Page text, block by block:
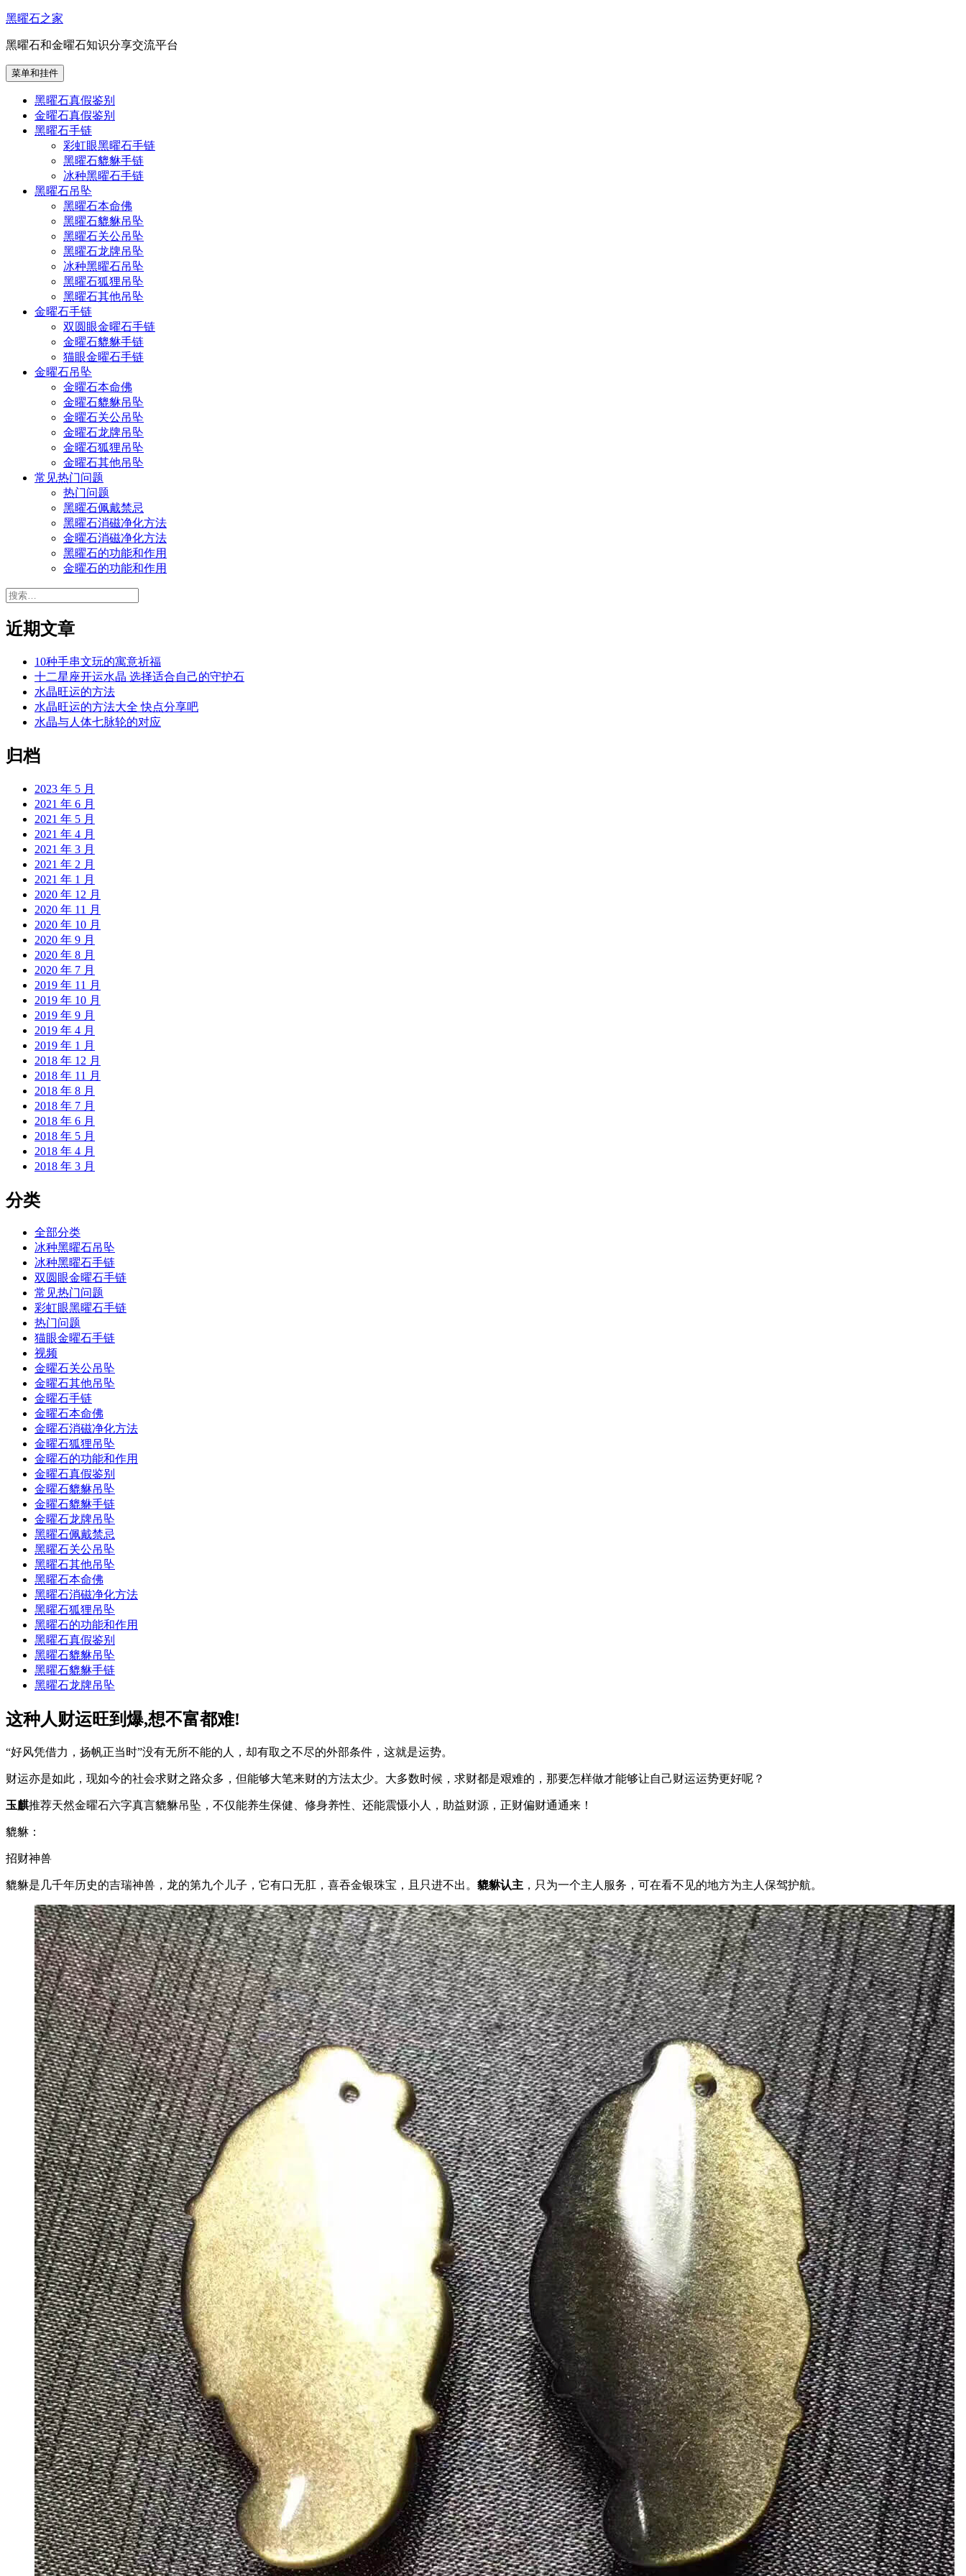
跳
内
容
黑曜石之家
黑曜石和金曜石知识分享交流平台
菜单和挂件
黑曜石真假鉴别
金曜石真假鉴别
黑曜石手链
彩虹眼黑曜石手链
黑曜石貔貅手链
冰种黑曜石手链
黑曜石吊坠
黑曜石本命佛
黑曜石貔貅吊坠
黑曜石关公吊坠
黑曜石龙牌吊坠
冰种黑曜石吊坠
黑曜石狐狸吊坠
黑曜石其他吊坠
金曜石手链
双圆眼金曜石手链
金曜石貔貅手链
猫眼金曜石手链
金曜石吊坠
金曜石本命佛
金曜石貔貅吊坠
金曜石关公吊坠
金曜石龙牌吊坠
金曜石狐狸吊坠
金曜石其他吊坠
常见热门问题
热门问题
黑曜石佩戴禁忌
黑曜石消磁净化方法
金曜石消磁净化方法
黑曜石的功能和作用
金曜石的功能和作用
搜
近期文章
10种手串文玩的寓意祈福
十二星座开运水晶 选择适合自己的守护石
水晶旺运的方法
水晶旺运的方法大全 快点分享吧
水晶与人体七脉轮的对应
归档
2023 年 5 月
2021 年 6 月
2021 年 5 月
2021 年 4 月
2021 年 3 月
2021 年 2 月
2021 年 1 月
2020 年 12 月
2020 年 11 月
2020 年 10 月
2020 年 9 月
2020 年 8 月
2020 年 7 月
2019 年 11 月
2019 年 10 月
2019 年 9 月
2019 年 4 月
2019 年 1 月
2018 年 12 月
2018 年 11 月
2018 年 8 月
2018 年 7 月
2018 年 6 月
2018 年 5 月
2018 年 4 月
2018 年 3 月
分类
全部分类
冰种黑曜石吊坠
冰种黑曜石手链
双圆眼金曜石手链
常见热门问题
彩虹眼黑曜石手链
热门问题
猫眼金曜石手链
视频
金曜石关公吊坠
金曜石其他吊坠
金曜石手链
金曜石本命佛
金曜石消磁净化方法
金曜石狐狸吊坠
金曜石的功能和作用
金曜石真假鉴别
金曜石貔貅吊坠
金曜石貔貅手链
金曜石龙牌吊坠
黑曜石佩戴禁忌
黑曜石关公吊坠
黑曜石其他吊坠
黑曜石本命佛
黑曜石消磁净化方法
黑曜石狐狸吊坠
黑曜石的功能和作用
黑曜石真假鉴别
黑曜石貔貅吊坠
黑曜石貔貅手链
黑曜石龙牌吊坠
这种人财运旺到爆,想不富都难!
“好风凭借力，扬帆正当时”没有无所不能的人，却有取之不尽的外部条件，这就是运势。
财运亦是如此，现如今的社会求财之路众多，但能够大笔来财的方法太少。大多数时候，求财都是艰难的，那要怎样做才能够让自己财运运势更好呢？
玉麒推荐天然金曜石六字真言貔貅吊坠，不仅能养生保健、修身养性、还能震慑小人，助益财源，正财偏财通通来！
貔貅：
招财神兽
貔貅是几千年历史的吉瑞神兽，龙的第九个儿子，它有口无肛，喜吞金银珠宝，且只进不出。 貔貅认主 ，只为一个主人服务，可在看不见的地方为主人保驾护航。